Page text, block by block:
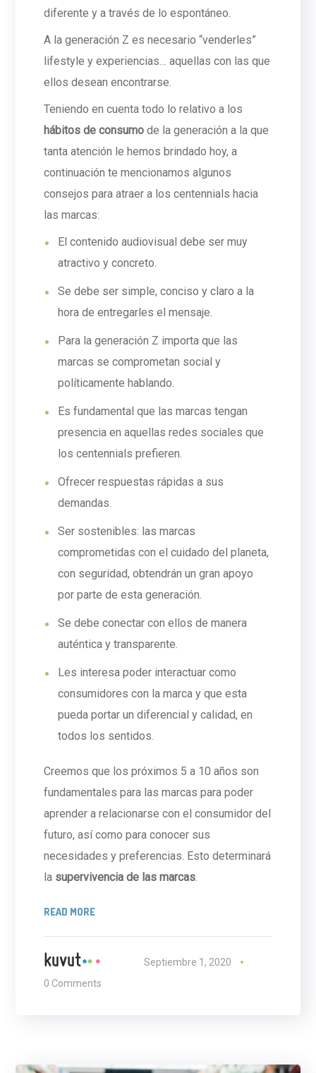
diferente y a través de lo espontáneo.
A la generación Z es necesario “venderles”
lifestyle y experiencias… aquellas con las que
ellos desean encontrarse.
Teniendo en cuenta todo lo relativo a los
hábitos de consumo de la generación a la que
tanta atención le hemos brindado hoy, a
continuación te mencionamos algunos
consejos para atraer a los centennials hacia
las marcas:
El contenido audiovisual debe ser muy
atractivo y concreto.
Se debe ser simple, conciso y claro a la
hora de entregarles el mensaje.
Para la generación Z importa que las
marcas se comprometan social y
políticamente hablando.
Es fundamental que las marcas tengan
presencia en aquellas redes sociales que
los centennials prefieren.
Ofrecer respuestas rápidas a sus
demandas.
Ser sostenibles: las marcas
comprometidas con el cuidado del planeta,
con seguridad, obtendrán un gran apoyo
por parte de esta generación.
Se debe conectar con ellos de manera
auténtica y transparente.
Les interesa poder interactuar como
consumidores con la marca y que esta
pueda portar un diferencial y calidad, en
todos los sentidos.
Creemos que los próximos 5 a 10 años son
fundamentales para las marcas para poder
aprender a relacionarse con el consumidor del
futuro, así como para conocer sus
necesidades y preferencias. Esto determinará
la supervivencia de las marcas.
READ MORE
Septiembre 1, 2020
0 Comments